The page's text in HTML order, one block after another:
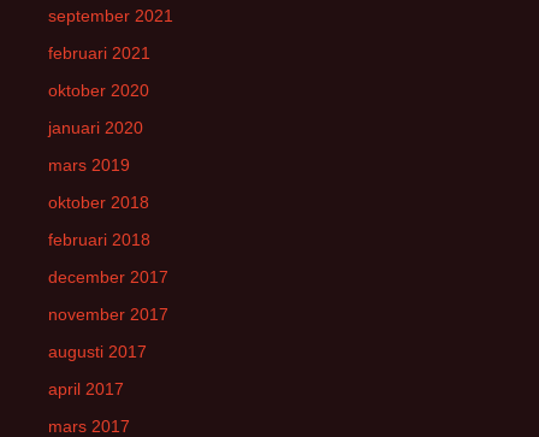
september 2021
februari 2021
oktober 2020
januari 2020
mars 2019
oktober 2018
februari 2018
december 2017
november 2017
augusti 2017
april 2017
mars 2017